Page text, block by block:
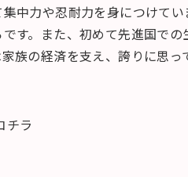
中力や忍耐力を身につけて
す。また、初めて先進国で
族の経済を支え、誇りに思っ
チラ